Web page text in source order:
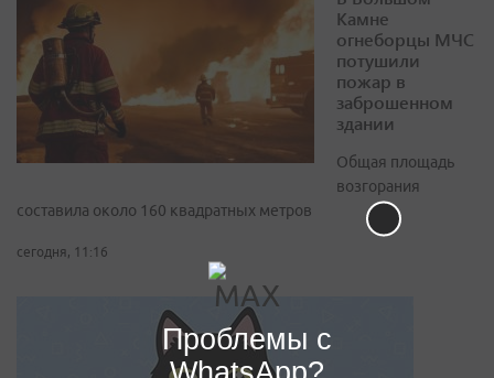
Камне
огнеборцы МЧС
потушили
пожар в
заброшенном
здании
Общая площадь
возгорания
составила около 160 квадратных метров
сегодня, 11:16
Проблемы с
WhatsApp?